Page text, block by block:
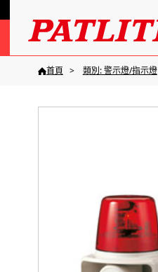
首頁 類別: 警示燈/指示燈